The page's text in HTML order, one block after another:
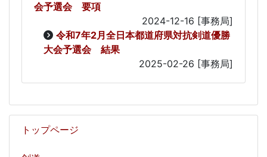
トップページ
会予選会 要項
2024-12-16 [事務局]
令和7年2月全日本都道府県対抗剣道優勝
大会予選会 結果
2025-02-26 [事務局]